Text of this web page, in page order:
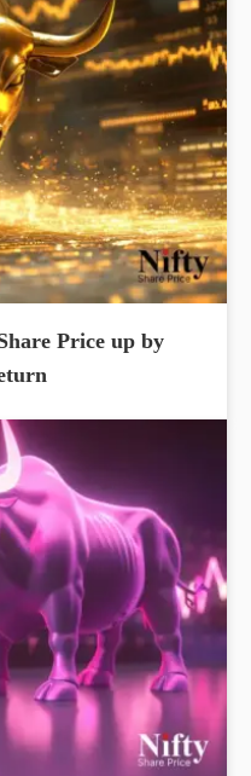
Price up by